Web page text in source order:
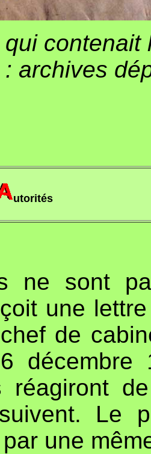
archives
utorités
ne sont
une
de
décembre
réagiront
Le
une